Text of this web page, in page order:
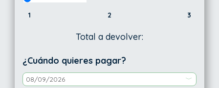
1 2 3
Total a devolver:
¿Cuándo quieres pagar?